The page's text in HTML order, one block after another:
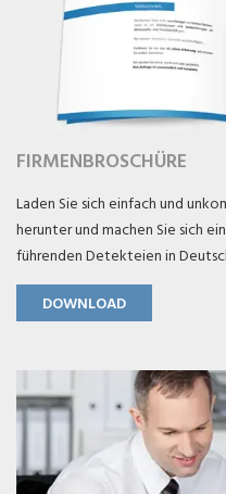
FIRMENBROSCHÜRE
Laden Sie sich einfach und
herunter und machen Sie sich
führenden Detekteien in
DOWNLOAD